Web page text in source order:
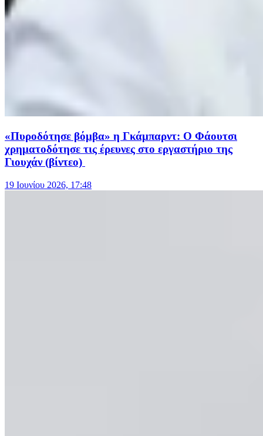
«Πυροδότησε βόμβα» η Γκάμπαρντ: Ο Φάουτσι
χρηματοδότησε τις έρευνες στο εργαστήριο της
Γιουχάν (βίντεο)
19 Ιουνίου 2026, 17:48